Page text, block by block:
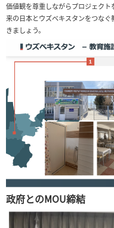
価値観を尊重しながらプロジェク
来の日本とウズベキスタンをつな
きましょう。
政府とのMOU締結